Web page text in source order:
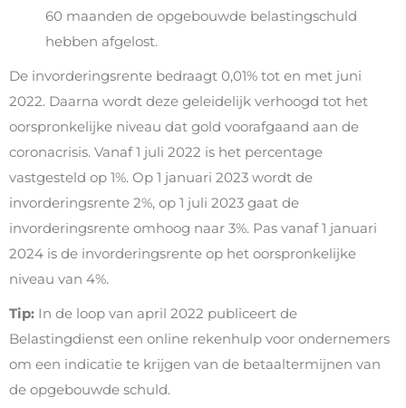
60 maanden de opgebouwde belastingschuld
hebben afgelost.
De invorderingsrente bedraagt 0,01% tot en met juni
2022. Daarna wordt deze geleidelijk verhoogd tot het
oorspronkelijke niveau dat gold voorafgaand aan de
coronacrisis. Vanaf 1 juli 2022 is het percentage
vastgesteld op 1%. Op 1 januari 2023 wordt de
invorderingsrente 2%, op 1 juli 2023 gaat de
invorderingsrente omhoog naar 3%. Pas vanaf 1 januari
2024 is de invorderingsrente op het oorspronkelijke
niveau van 4%.
Tip: In de loop van april 2022 publiceert de
Belastingdienst een online rekenhulp voor ondernemers
om een indicatie te krijgen van de betaaltermijnen van
de opgebouwde schuld.